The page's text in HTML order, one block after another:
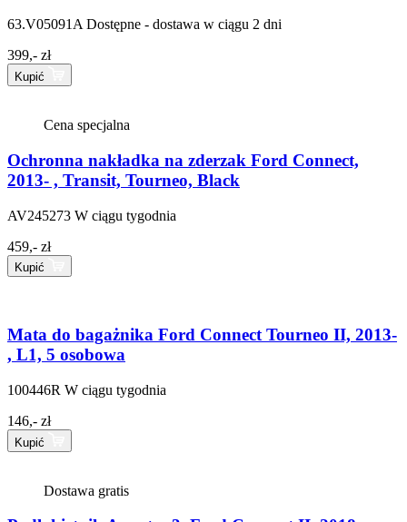
63.V05091A Dostępne - dostawa w ciągu 2 dni
399,- zł
Kupić
Cena specjalna
Ochronna nakładka na zderzak Ford Connect,
2013- , Transit, Tourneo, Black
AV245273 W ciągu tygodnia
459,- zł
Kupić
Mata do bagażnika Ford Connect Tourneo II, 2013-
, L1, 5 osobowa
100446R W ciągu tygodnia
146,- zł
Kupić
Dostawa gratis